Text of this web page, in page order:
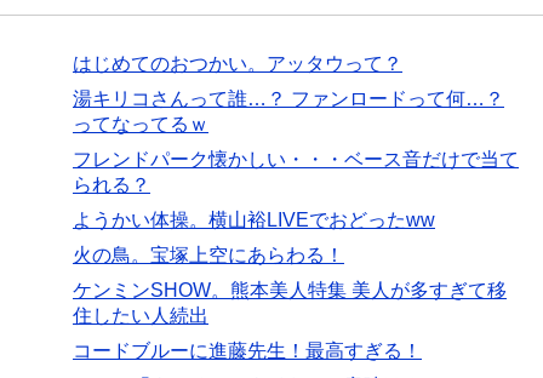
はじめてのおつかい。アッタウって？
湯キリコさんって誰…？ ファンロードって何…？
ってなってるｗ
フレンドパーク懐かしい・・・ベース音だけで当て
られる？
ようかい体操。横山裕LIVEでおどったww
火の鳥。宝塚上空にあらわる！
ケンミンSHOW。熊本美人特集 美人が多すぎて移
住したい人続出
コードブルーに進藤先生！最高すぎる！